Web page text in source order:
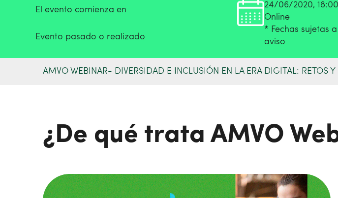
El evento comienza en
Evento pasado o realizado
24/06/2020,
Online
* Fechas sujetas
aviso
AMVO WEBINAR- DIVERSIDAD E INCLUSIÓN EN LA ERA DIGITAL: RETOS
¿De qué trata AMVO